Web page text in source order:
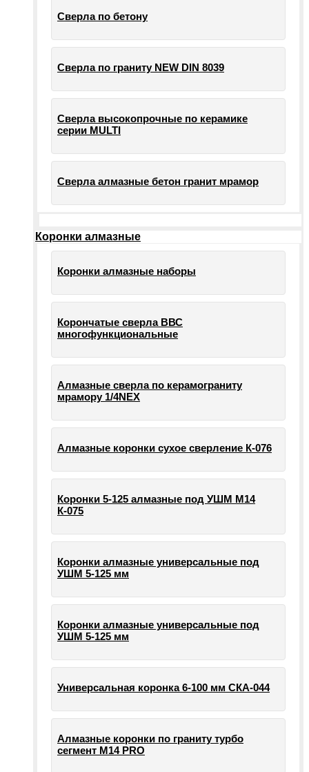
Сверла по бетону
Сверла по граниту NEW DIN 8039
Сверла высокопрочные по керамике
серии MULTI
Сверла алмазные бетон гранит мрамор
Коронки алмазные
Коронки алмазные наборы
Корончатые сверла ВВС
многофункциональные
Алмазные сверла по керамограниту
мрамору 1/4NEX
Алмазные коронки сухое сверление К-076
Коронки 5-125 алмазные под УШМ М14
К-075
Коронки алмазные универсальные под
УШМ 5-125 мм
Коронки алмазные универсальные под
УШМ 5-125 мм
Универсальная коронка 6-100 мм СКА-044
Алмазные коронки по граниту турбо
сегмент М14 PRO